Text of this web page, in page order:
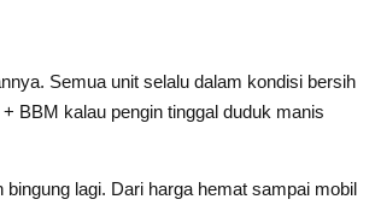
Semua unit selalu dalam kondisi bersih
BBM kalau pengin tinggal duduk manis
lagi. Dari harga hemat sampai mobil